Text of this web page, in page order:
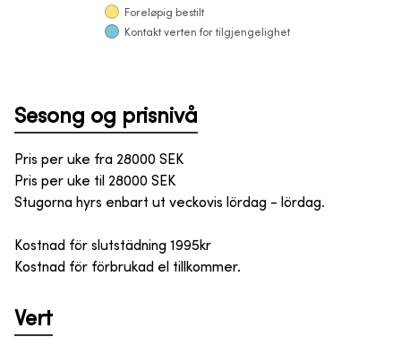
Foreløpig bestilt
Kontakt verten for tilgjengelighet
Sesong og prisnivå
Pris per uke fra 28000 SEK
Pris per uke til 28000 SEK
Stugorna hyrs enbart ut veckovis lördag - lördag.
Kostnad för slutstädning 1995kr
Kostnad för förbrukad el tillkommer.
Vert